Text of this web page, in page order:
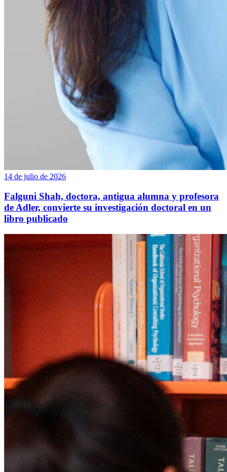
14 de julio de 2026
Falguni Shah, doctora, antigua alumna y profesora
de Adler, convierte su investigación doctoral en un
libro publicado